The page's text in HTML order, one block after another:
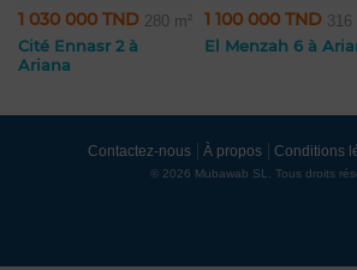
1 030 000 TND 280 m²
Cité Ennasr 2 à
Ariana
1 100 000 TND 316
El Menzah 6 à
Contactez-nous À propos Conditions
© 2026 Mubawab SL. Tous droits